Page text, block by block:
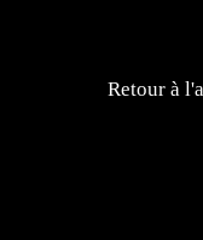
Retour à